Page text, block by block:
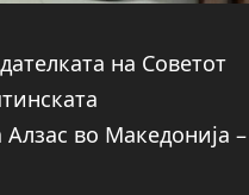
на Советот
во Македонија –